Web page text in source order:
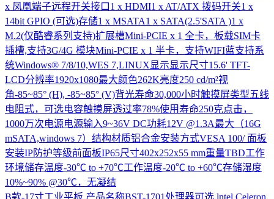
x 凤凰端子远程开关接口1 x HDMI1 x AT/ATX 拨码开关1 x
14bit GPIO (可选)存储1 x MSATA1 x SATA(2.5'SATA )1 x
M.2(仅酷睿系列支持)扩展槽Mini-PCIE x 1 全卡，板载SIM卡
插槽,支持3G/4G 模块Mini-PCIE x 1 半卡，支持WIFI蓝支持系
统Windows® 7/8/10,WES 7,LINUX显示显示尺寸15.6' TFT-
LCD分辨率1920x1080最大颜色262K亮度250 cd/m²视
角-85~85° (H), -85~85° (V)背光寿命30,000小时触摸屏类型五线
电阻式，可选电容触摸屏透过率78%使用寿命250克点击，
1000万次电源电源输入9~36V DC功耗12V @1.3A最大（16G
mSATA,windows 7）结构材质铝合金安装方式VESA 100/ 面板
安装IP防护等级前面板IP65尺寸402x252x55 mm重量TBD工作
环境储存温度-30℃ to +70℃工作温度-20℃ to +60℃存储湿度
10%~90% @30℃，无凝结
B款-17寸工业平板 产品名称BST-1701处理器可选 lntel Celeron